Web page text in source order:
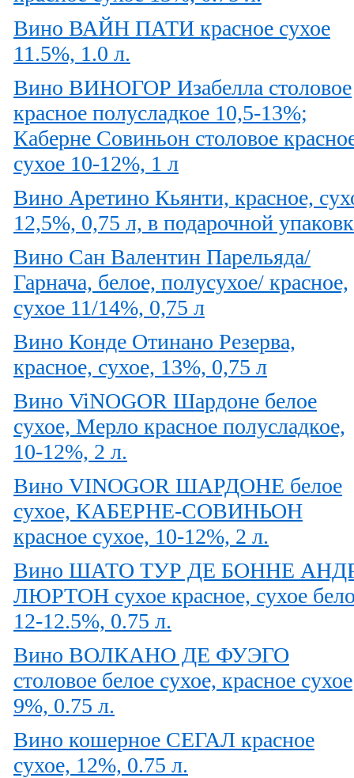
Вино ВАЙН ПАТИ красное сухое
11.5%, 1.0 л.
Вино ВИНОГОР Изабелла столовое
красное полусладкое 10,5-13%;
Каберне Совиньон столовое
сухое 10-12%, 1 л
Вино Аретино Кьянти, красное,
12,5%, 0,75 л, в подарочной
Вино Сан Валентин Парельяда/
Гарнача, белое, полусухое/ красное,
сухое 11/14%, 0,75 л
Вино Конде Отинано Резерва,
красное, сухое, 13%, 0,75 л
Вино ViNOGOR Шардоне белое
сухое, Мерло красное полусладкое,
10-12%, 2 л.
Вино VINOGOR ШАРДОНЕ белое
сухое, КАБЕРНЕ-СОВИНЬОН
красное сухое, 10-12%, 2 л.
Вино ШАТО ТУР ДЕ БОННЕ
ЛЮРТОН сухое красное, сухое
12-12.5%, 0.75 л.
Вино ВОЛКАНО ДЕ ФУЭГО
столовое белое сухое, красное сухое
9%, 0.75 л.
Вино кошерное СЕГАЛ красное
сухое, 12%, 0.75 л.